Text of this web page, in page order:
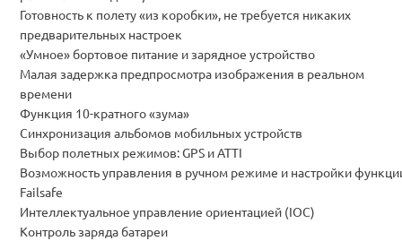
Готовность к полету «из коробки», не требуется никаких
предварительных настроек
«Умное» бортовое питание и зарядное устройство
Малая задержка предпросмотра изображения в реальном
времени
Функция 10-кратного «зума»
Синхронизация альбомов мобильных устройств
Выбор полетных режимов: GPS и ATTI
Возможность управления в ручном режиме и настройки
Failsafe
Интеллектуальное управление ориентацией (IOC)
Контроль заряда батареи